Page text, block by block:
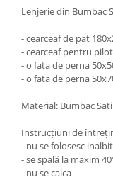
Lenjerie din Bumbac
- cearceaf de pat
- cearceaf pentru
- o fata de perna
- o fata de perna
Material: Bumbac
Instrucțiuni de
- nu se folosesc
- se spală la maxim
- nu se calca